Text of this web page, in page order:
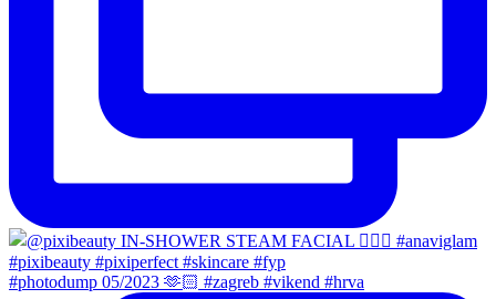
#photodump 05/2023 🫶🏻 #zagreb #vikend #hrva